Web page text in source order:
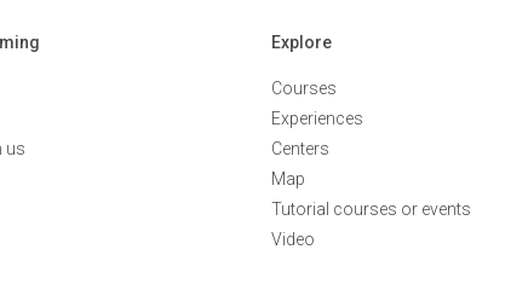
us
Explore
Courses
Experiences
Centers
Map
Tutorial courses or events
Video